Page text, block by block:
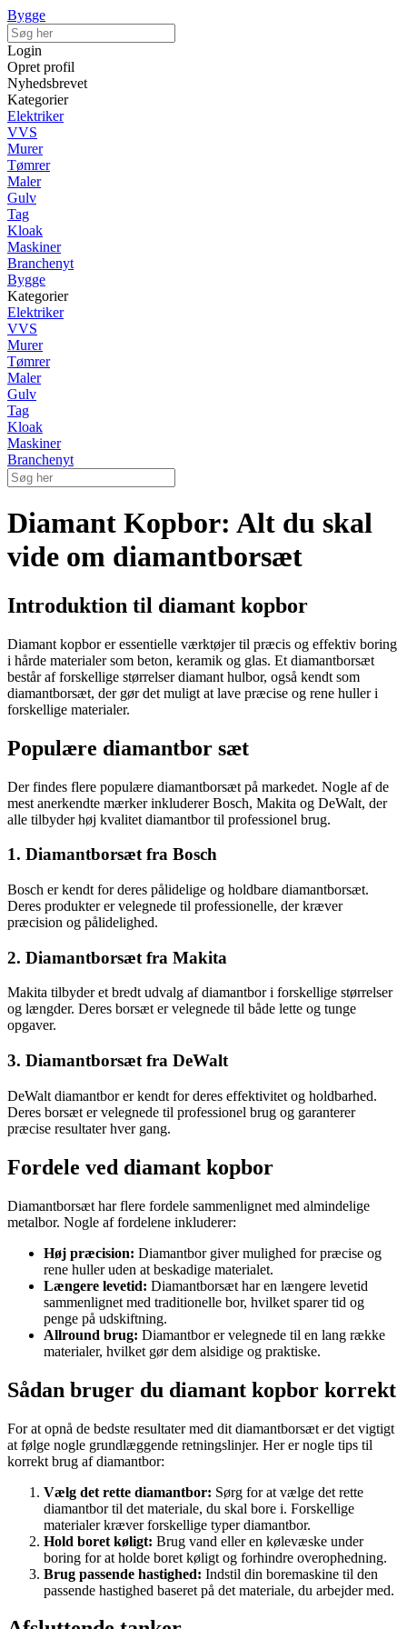
Bygge
Login
Opret profil
Nyhedsbrevet
Kategorier
Elektriker
VVS
Murer
Tømrer
Maler
Gulv
Tag
Kloak
Maskiner
Branchenyt
Bygge
Kategorier
Elektriker
VVS
Murer
Tømrer
Maler
Gulv
Tag
Kloak
Maskiner
Branchenyt
Diamant Kopbor: Alt du skal
vide om diamantborsæt
Introduktion til diamant kopbor
Diamant kopbor er essentielle værktøjer til præcis og effektiv boring
i hårde materialer som beton, keramik og glas. Et diamantborsæt
består af forskellige størrelser diamant hulbor, også kendt som
diamantborsæt, der gør det muligt at lave præcise og rene huller i
forskellige materialer.
Populære diamantbor sæt
Der findes flere populære diamantborsæt på markedet. Nogle af de
mest anerkendte mærker inkluderer Bosch, Makita og DeWalt, der
alle tilbyder høj kvalitet diamantbor til professionel brug.
1. Diamantborsæt fra Bosch
Bosch er kendt for deres pålidelige og holdbare diamantborsæt.
Deres produkter er velegnede til professionelle, der kræver
præcision og pålidelighed.
2. Diamantborsæt fra Makita
Makita tilbyder et bredt udvalg af diamantbor i forskellige størrelser
og længder. Deres borsæt er velegnede til både lette og tunge
opgaver.
3. Diamantborsæt fra DeWalt
DeWalt diamantbor er kendt for deres effektivitet og holdbarhed.
Deres borsæt er velegnede til professionel brug og garanterer
præcise resultater hver gang.
Fordele ved diamant kopbor
Diamantborsæt har flere fordele sammenlignet med almindelige
metalbor. Nogle af fordelene inkluderer:
Høj præcision: Diamantbor giver mulighed for præcise og
rene huller uden at beskadige materialet.
Længere levetid: Diamantborsæt har en længere levetid
sammenlignet med traditionelle bor, hvilket sparer tid og
penge på udskiftning.
Allround brug: Diamantbor er velegnede til en lang række
materialer, hvilket gør dem alsidige og praktiske.
Sådan bruger du diamant kopbor korrekt
For at opnå de bedste resultater med dit diamantborsæt er det vigtigt
at følge nogle grundlæggende retningslinjer. Her er nogle tips til
korrekt brug af diamantbor:
Vælg det rette diamantbor: Sørg for at vælge det rette
diamantbor til det materiale, du skal bore i. Forskellige
materialer kræver forskellige typer diamantbor.
Hold boret køligt: Brug vand eller en kølevæske under
boring for at holde boret køligt og forhindre overophedning.
Brug passende hastighed: Indstil din boremaskine til den
passende hastighed baseret på det materiale, du arbejder med.